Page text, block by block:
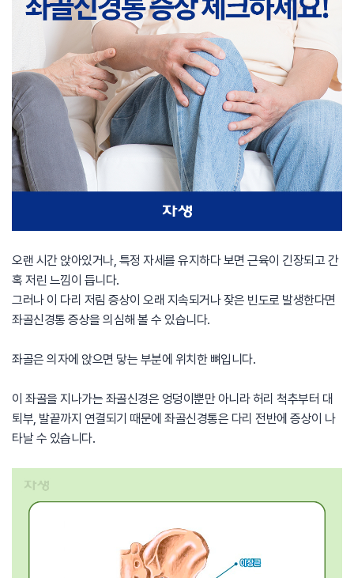
오랜 시간 앉아있거나, 특정 자세를 유지하다 보면 근육이 긴장되고 간
혹 저린 느낌이 듭니다.
그러나 이 다리 저림 증상이 오래 지속되거나 잦은 빈도로 발생한다면
좌골신경통 증상을 의심해 볼 수 있습니다.
좌골은 의자에 앉으면 닿는 부분에 위치한 뼈입니다.
이 좌골을 지나가는 좌골신경은 엉덩이뿐만 아니라 허리 척추부터 대
퇴부, 발끝까지 연결되기 때문에 좌골신경통은 다리 전반에 증상이 나
타날 수 있습니다.